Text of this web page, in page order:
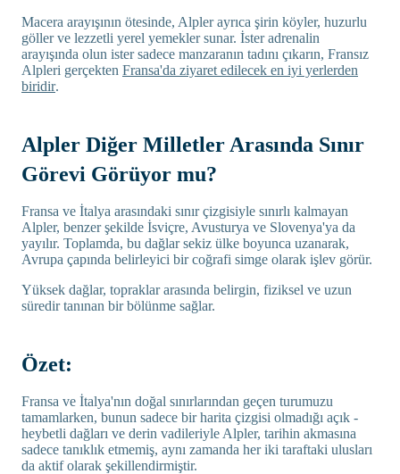
Macera arayışının ötesinde, Alpler ayrıca şirin köyler, huzurlu
göller ve lezzetli yerel yemekler sunar. İster adrenalin
arayışında olun ister sadece manzaranın tadını çıkarın, Fransız
Alpleri gerçekten Fransa'da ziyaret edilecek en iyi yerlerden
biridir.
Alpler Diğer Milletler Arasında Sınır
Görevi Görüyor mu?
Fransa ve İtalya arasındaki sınır çizgisiyle sınırlı kalmayan
Alpler, benzer şekilde İsviçre, Avusturya ve Slovenya'ya da
yayılır. Toplamda, bu dağlar sekiz ülke boyunca uzanarak,
Avrupa çapında belirleyici bir coğrafi simge olarak işlev görür.
Yüksek dağlar, topraklar arasında belirgin, fiziksel ve uzun
süredir tanınan bir bölünme sağlar.
Özet:
Fransa ve İtalya'nın doğal sınırlarından geçen turumuzu
tamamlarken, bunun sadece bir harita çizgisi olmadığı açık -
heybetli dağları ve derin vadileriyle Alpler, tarihin akmasına
sadece tanıklık etmemiş, aynı zamanda her iki taraftaki ulusları
da aktif olarak şekillendirmiştir.